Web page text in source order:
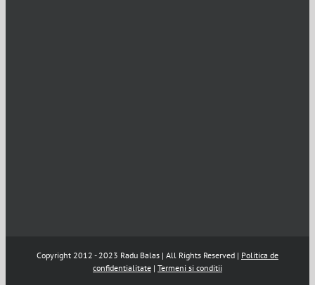
Copyright 2012 - 2023 Radu Balas | All Rights Reserved | Politica de
confidentialitate | Termeni si conditii